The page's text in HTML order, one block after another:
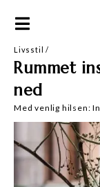
Livsstil /
Rummet
ned
Med venlig hilsen: